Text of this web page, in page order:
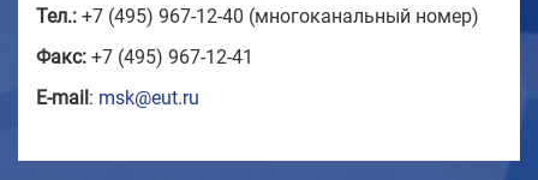
Тел.: +7 (495) 967-12-40 (многоканальный номер)
Факс: +7 (495) 967-12-41
E-mail : msk@eut.ru